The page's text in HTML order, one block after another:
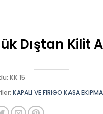
Dıştan Kilit
KK 15
KAPALI VE FIRIGO KASA